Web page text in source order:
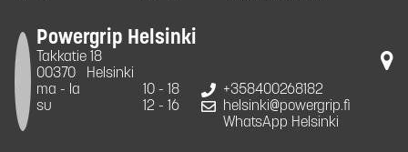
Powergrip Helsinki
Takkatie 18
00370
Helsinki
ma - la
10 - 18
su
12 - 16
+358400268182
helsinki@powergrip.fi
WhatsApp Helsinki